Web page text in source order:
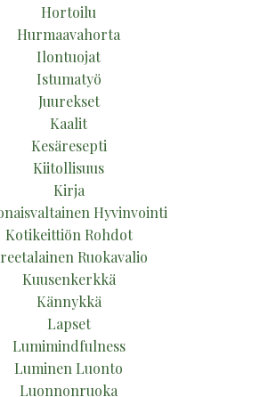
Hortoilu
Hurmaavahorta
Ilontuojat
Istumatyö
Juurekset
Kaalit
Kesäresepti
Kiitollisuus
Kirja
Hyvinvointi
Kotikeittiön Rohdot
Ruokavalio
Kuusenkerkkä
Kännykkä
Lapset
Lumimindfulness
Luminen Luonto
Luonnonruoka